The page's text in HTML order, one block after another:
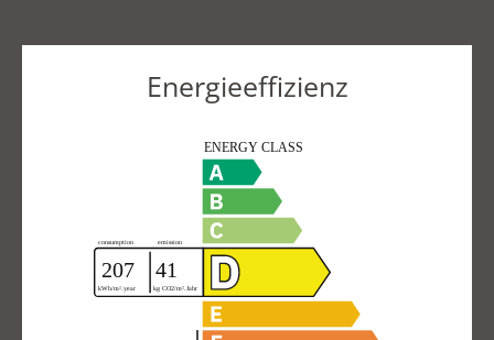
Energieeffizienz